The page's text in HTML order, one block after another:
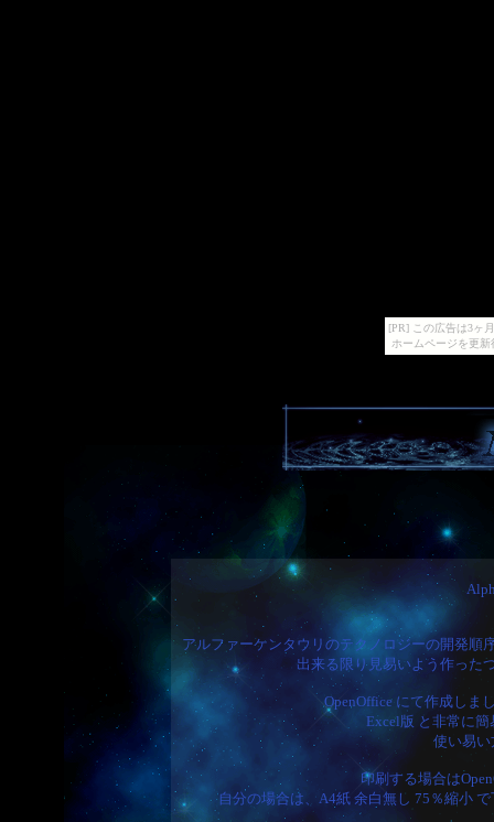
[PR] この広告は3ヶ
ホームページを更
アルファーケンタウリのテクノロジーの開発順
出来る限り見易いよう作った
OpenOffice にて作成しま
Excel版 と非常に
使い易
印刷する場合は
自分の場合は、A4紙 余白無し 75％縮小